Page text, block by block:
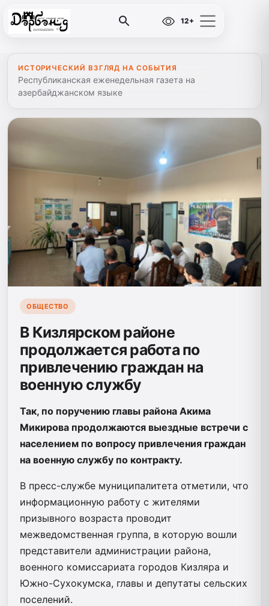
12+
ИСТОРИЧЕСКИЙ ВЗГЛЯД НА СОБЫТИЯ
Республиканская еженедельная газета на
азербайджанском языке
ОБЩЕСТВО
В Кизлярском районе
продолжается работа по
привлечению граждан на
военную службу
Так, по поручению главы района Акима
Микирова продолжаются выездные встречи с
населением по вопросу привлечения граждан
на военную службу по контракту.
В пресс-службе муниципалитета отметили, что
информационную работу с жителями
призывного возраста проводит
межведомственная группа, в которую вошли
представители администрации района,
военного комиссариата городов Кизляра и
Южно-Сухокумска, главы и депутаты сельских
поселений.